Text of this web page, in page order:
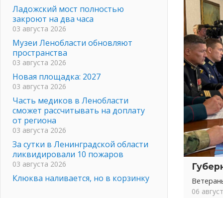
06
Ладожский мост полностью
закроют на два часа
03 августа 2026
Музеи Ленобласти обновляют
пространства
03 августа 2026
Новая площадка: 2027
03 августа 2026
Часть медиков в Ленобласти
сможет рассчитывать на доплату
от региона
03 августа 2026
За сутки в Ленинградской области
ликвидировали 10 пожаров
03 августа 2026
Клюква наливается, но в корзинку